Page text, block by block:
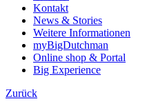
Kontakt
News & Stories
Weitere Informationen
myBigDutchman
Online shop & Portal
Big Experience
Zurück